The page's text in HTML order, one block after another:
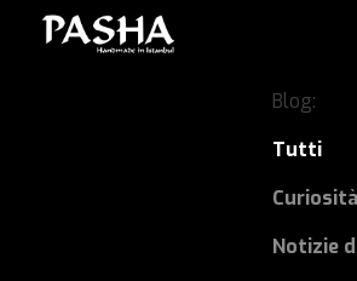
Blog:
Tutti
Curiosità
Notizie